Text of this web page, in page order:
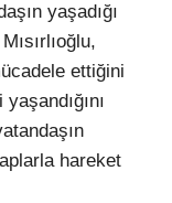
yaşadığı
ettiğini
hareket